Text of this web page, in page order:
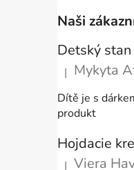
Naši
Hodnotenie
| Mykyta
Dítě je s
produkt
| Viera